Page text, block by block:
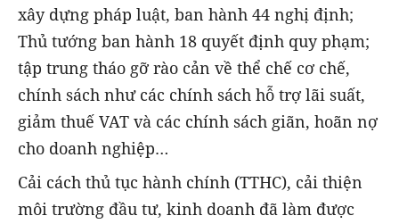
xây dựng pháp luật, ban hành 44 nghị định;
Thủ tướng ban hành 18 quyết định quy phạm;
tập trung tháo gỡ rào cản về thể chế cơ chế,
chính sách như các chính sách hỗ trợ lãi suất,
giảm thuế VAT và các chính sách giãn, hoãn nợ
cho doanh nghiệp…
Cải cách thủ tục hành chính (TTHC), cải thiện
môi trường đầu tư, kinh doanh đã làm được